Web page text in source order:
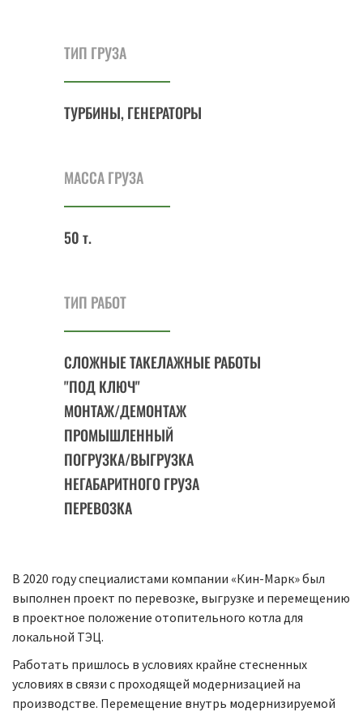
ТИП ГРУЗА
ТУРБИНЫ, ГЕНЕРАТОРЫ
МАССА ГРУЗА
50 т.
ТИП РАБОТ
СЛОЖНЫЕ ТАКЕЛАЖНЫЕ РАБОТЫ
"ПОД КЛЮЧ"
МОНТАЖ/ДЕМОНТАЖ
ПРОМЫШЛЕННЫЙ
ПОГРУЗКА/ВЫГРУЗКА
НЕГАБАРИТНОГО ГРУЗА
ПЕРЕВОЗКА
В 2020 году специалистами компании «Кин-Марк» был
выполнен проект по перевозке, выгрузке и перемещению
в проектное положение отопительного котла для
локальной ТЭЦ.
Работать пришлось в условиях крайне стесненных
условиях в связи с проходящей модернизацией на
производстве. Перемещение внутрь модернизируемой